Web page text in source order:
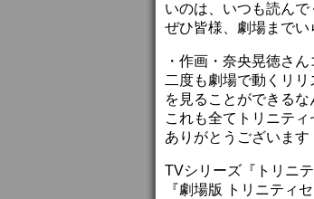
いのは、いつも読んで
ぜひ皆様、劇場までい
・作画・奈央晃徳さん
二度も劇場で動くリ
を見ることができる
これも全てトリニテ
ありがとうございます
TVシリーズ『トリニ
『劇場版 トリニティ